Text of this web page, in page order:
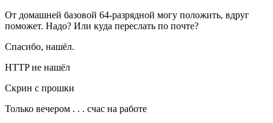
От домашней базовой 64-разрядной могу положить, вдруг
поможет. Надо? Или куда переслать по почте?
Спасибо, нашёл.
HTTP не нашёл
Скрин с прошки
Только вечером . . . счас на работе